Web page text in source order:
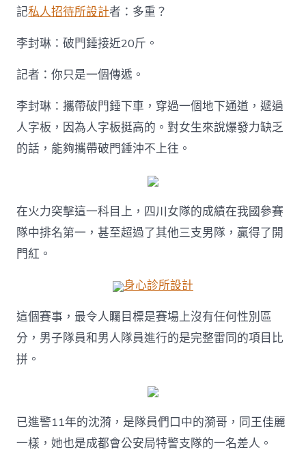
記私人招待所設計者：多重？
李封琳：破門錘接近20斤。
記者：你只是一個傳遞。
李封琳：攜帶破門錘下車，穿過一個地下通道，遞過
人字板，因為人字板挺高的。對女生來說爆發力缺乏
的話，能夠攜帶破門錘沖不上往。
在火力突擊這一科目上，四川女隊的成績在我國參賽
隊中排名第一，甚至超過了其他三支男隊，贏得了開
門紅。
身心診所設計
這個賽事，最令人矚目標是賽場上沒有任何性別區
分，男子隊員和男人隊員進行的是完整雷同的項目比
拼。
已進警11年的沈漪，是隊員們口中的漪哥，同王佳麗
一樣，她也是成都會公安局特警支隊的一名差人。